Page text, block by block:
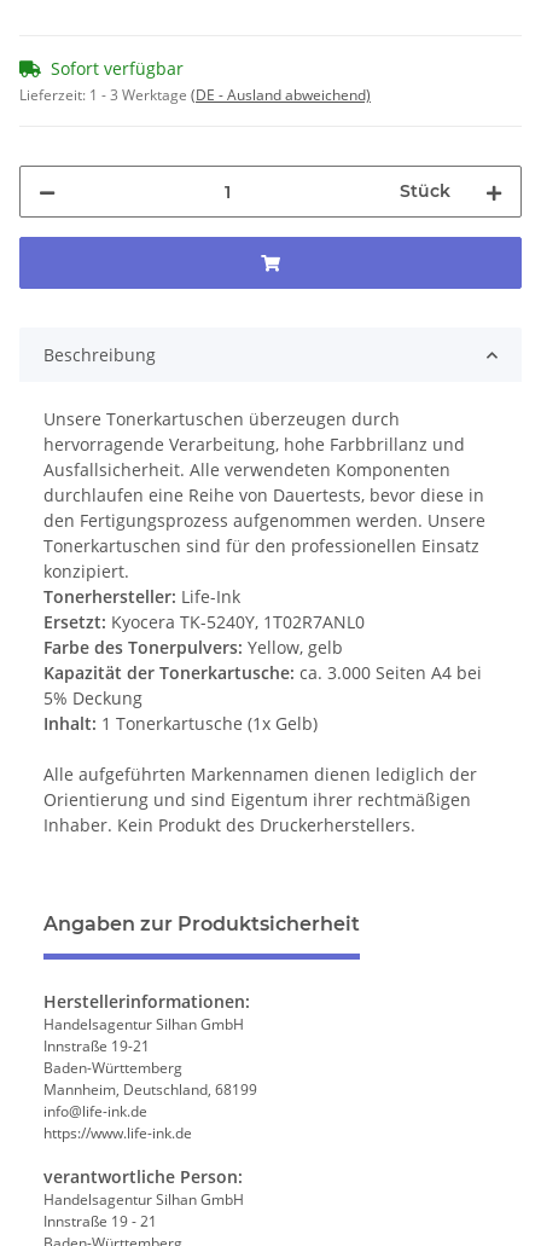
Sofort verfügbar
Lieferzeit: 1 - 3 Werktage (DE - Ausland abweichend)
Stück
Beschreibung
Unsere Tonerkartuschen überzeugen durch
hervorragende Verarbeitung, hohe Farbbrillanz und
Ausfallsicherheit. Alle verwendeten Komponenten
durchlaufen eine Reihe von Dauertests, bevor diese in
den Fertigungsprozess aufgenommen werden. Unsere
Tonerkartuschen sind für den professionellen Einsatz
konzipiert.
Tonerhersteller: Life-Ink
Ersetzt: Kyocera TK-5240Y, 1T02R7ANL0
Farbe des Tonerpulvers: Yellow, gelb
Kapazität der Tonerkartusche: ca. 3.000 Seiten A4 bei
5% Deckung
Inhalt: 1 Tonerkartusche (1x Gelb)
Alle aufgeführten Markennamen dienen lediglich der
Orientierung und sind Eigentum ihrer rechtmäßigen
Inhaber. Kein Produkt des Druckerherstellers.
Angaben zur Produktsicherheit
Herstellerinformationen:
Handelsagentur Silhan GmbH
Innstraße 19-21
Baden-Württemberg
Mannheim, Deutschland, 68199
info@life-ink.de
https://www.life-ink.de
verantwortliche Person:
Handelsagentur Silhan GmbH
Innstraße 19 - 21